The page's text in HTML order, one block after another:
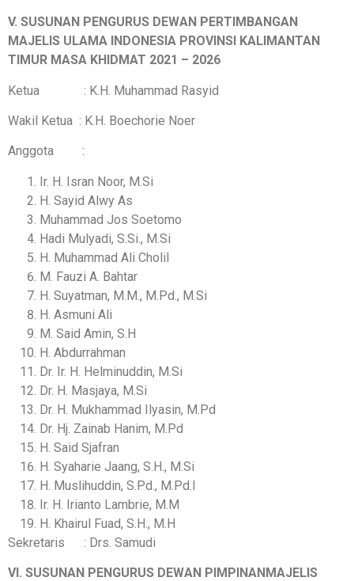
V. SUSUNAN PENGURUS DEWAN PERTIMBANGAN
MAJELIS ULAMA INDONESIA PROVINSI KALIMANTAN
TIMUR MASA KHIDMAT 2021 – 2026
Ketua : K.H. Muhammad Rasyid
Wakil Ketua : K.H. Boechorie Noer
Anggota :
Ir. H. Isran Noor, M.Si
H. Sayid Alwy As
Muhammad Jos Soetomo
Hadi Mulyadi, S.Si., M.Si
H. Muhammad Ali Cholil
M. Fauzi A. Bahtar
H. Suyatman, M.M., M.Pd., M.Si
H. Asmuni Ali
M. Said Amin, S.H
H. Abdurrahman
Dr. Ir. H. Helminuddin, M.Si
Dr. H. Masjaya, M.Si
Dr. H. Mukhammad Ilyasin, M.Pd
Dr. Hj. Zainab Hanim, M.Pd
H. Said Sjafran
H. Syaharie Jaang, S.H., M.Si
H. Muslihuddin, S.Pd., M.Pd.I
Ir. H. Irianto Lambrie, M.M
H. Khairul Fuad, S.H., M.H
Sekretaris : Drs. Samudi
VI. SUSUNAN PENGURUS DEWAN PIMPINAN MAJELIS